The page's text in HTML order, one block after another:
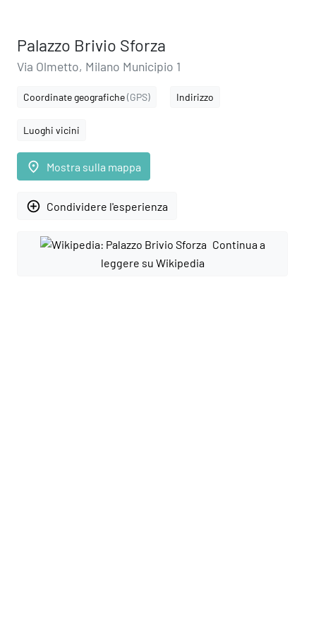
Palazzo Brivio Sforza
Via Olmetto, Milano Municipio 1
Coordinate geografiche(GPS) Indirizzo
Luoghi vicini
place Mostra sulla mappa
add_circle_outline Condividere l'esperienza
Continua a
leggere su Wikipedia